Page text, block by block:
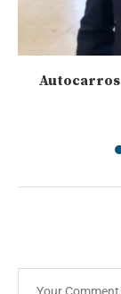
Autocarros